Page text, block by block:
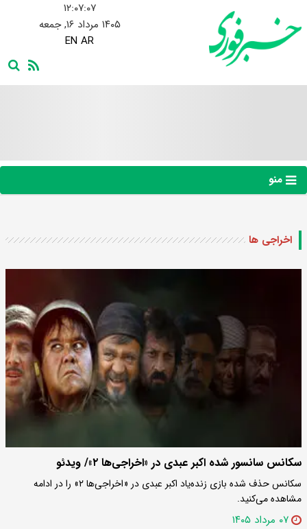
۱۲:۰۷:۰۸
۱۴۰۵ مرداد ۱۶, جمعه
EN AR
منو
اخراجی ها
سکانس سانسور شده اکبر عبدی در «اخراجی‌ها ۲»/ ویدئو
سکانس حذف شده بازی زنده‌یاد اکبر عبدی در «اخراجی‌ها ۲» را در ادامه
مشاهده می‌کنید.
۰۷ مرداد ۱۴۰۵